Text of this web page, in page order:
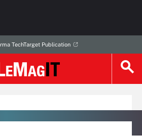
TechTarget Publication